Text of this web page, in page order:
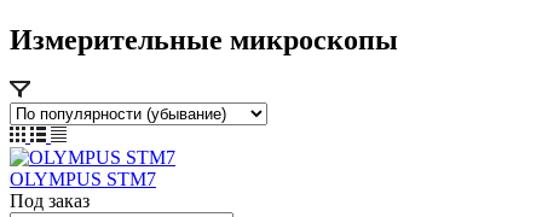
Измерительные микроскопы
OLYMPUS STM7
Под заказ